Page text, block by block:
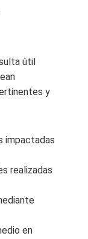
útil
y
impactadas
realizadas
en